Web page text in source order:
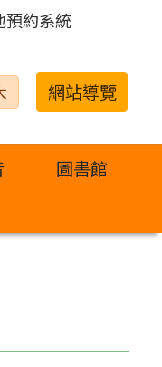
預約系統
網站導覽
圖書館